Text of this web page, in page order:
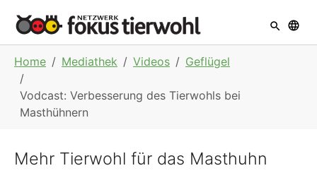
Home Mediathek Videos Geflügel
Vodcast: Verbesserung des Tierwohls bei
Masthühnern
Mehr Tierwohl für das Masthuhn